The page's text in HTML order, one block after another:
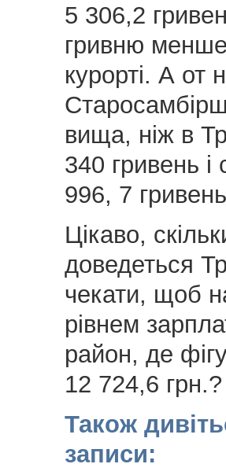
5 306,2
гривню
курорті. А от
вища, ніж в
340 гривень і
996, 7
Цікаво,
доведеться
чекати, щоб
рівнем
район, де
12 724,6 грн.?
Також
записи: